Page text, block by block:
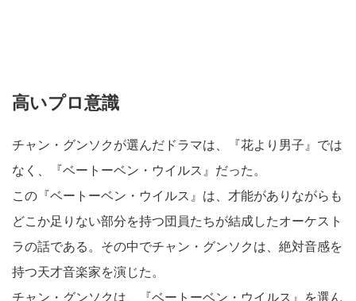
高いプロ意識
チャン・グンソクが選んだドラマは、『花より男子』では
なく、『ベートーベン・ウイルス』だった。
この『ベートーベン・ウイルス』は、才能がありながらも
どこか足りない部分を持つ団員たちが結成したオーケスト
ラの話である。その中でチャン・グンソクは、絶対音感を
持つ天才音楽家を演じた。
チャン・グンソクは、『ベートーベン・ウイルス』を選ん